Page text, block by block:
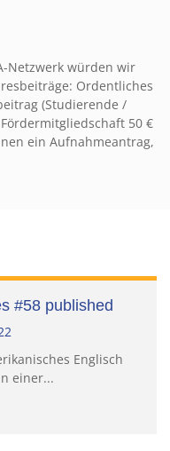
Netzwerk würden wir
Ordentliches
(Studierende /
50 €
ein Aufnahmeantrag,
#58 published
Englisch
einer...